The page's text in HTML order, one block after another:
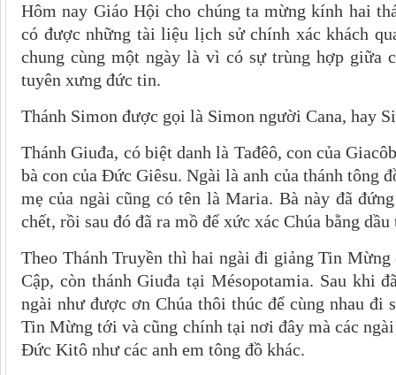
Hôm nay Giáo Hội cho chúng ta mừng kính hai
có được những tài liệu lịch sử chính xác khách
chung cùng một ngày là vì có sự trùng hợp giữa
tuyên xưng đức tin.
Thánh Simon được gọi là Simon người Cana, hay
Thánh Giuđa, có biệt danh là Tađêô, con của
bà con của Đức Giêsu. Ngài là anh của thánh tông
mẹ của ngài cũng có tên là Maria. Bà này đã
chết, rồi sau đó đã ra mồ để xức xác Chúa bằng
Theo Thánh Truyền thì hai ngài đi giảng Tin
Cập, còn thánh Giuđa tại Mésopotamia. Sau khi
ngài như được ơn Chúa thôi thúc để cùng nhau đi
Tin Mừng tới và cũng chính tại nơi đây mà các
Ðức Kitô như các anh em tông đồ khác.